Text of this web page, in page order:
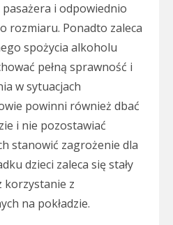
i odpowiednio
rozmiaru. Ponadto zaleca
spożycia alkoholu
pełną sprawność i
w sytuacjach
powinni również dbać
i nie pozostawiać
stanowić zagrożenie dla
dzieci zaleca się stały
korzystanie z
na pokładzie.